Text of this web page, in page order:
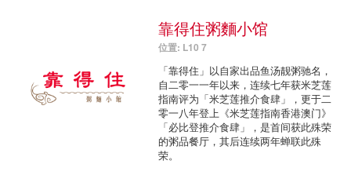
靠得住粥麵小馆
位置: L10 7
「靠得住」以自家出品鱼汤靓粥驰名，
自二零一一年以来，连续七年获米芝莲
指南评为「米芝莲推介食肆」，更于二
零一八年登上《米芝莲指南香港澳门》
「必比登推介食肆」，是首间获此殊荣
的粥品餐厅，其后连续两年蝉联此殊
荣。